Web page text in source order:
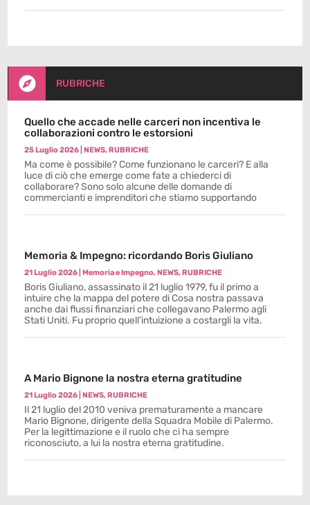
 RUBRICHE
Quello che accade nelle carceri non incentiva le
collaborazioni contro le estorsioni
25 Luglio 2026 |NEWS,RUBRICHE
Ma come è possibile? Come funzionano le carceri? E alla
luce di ciò che emerge come fate a chiederci di
collaborare? Sono solo alcune delle domande di
commercianti e imprenditori che stiamo supportando
Memoria & Impegno: ricordando Boris Giuliano
21 Luglio 2026 |Memoria e Impegno,NEWS,RUBRICHE
Boris Giuliano, assassinato il 21 luglio 1979, fu il primo a
intuire che la mappa del potere di Cosa nostra passava
anche dai flussi finanziari che collegavano Palermo agli
Stati Uniti. Fu proprio quell’intuizione a costargli la vita.
A Mario Bignone la nostra eterna gratitudine
21 Luglio 2026 |NEWS,RUBRICHE
Il 21 luglio del 2010 veniva prematuramente a mancare
Mario Bignone, dirigente della Squadra Mobile di Palermo.
Per la legittimazione e il ruolo che ci ha sempre
riconosciuto, a lui la nostra eterna gratitudine.